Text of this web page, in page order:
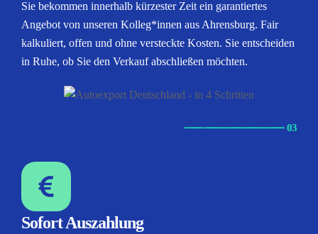
Sie bekommen innerhalb kürzester Zeit ein garantiertes
Angebot von unseren Kolleg*innen aus Ahrensburg. Fair
kalkuliert, offen und ohne versteckte Kosten. Sie entscheiden
in Ruhe, ob Sie den Verkauf abschließen möchten.
⸺⸺⸺⸺⸺ 03
Sofort Auszahlung